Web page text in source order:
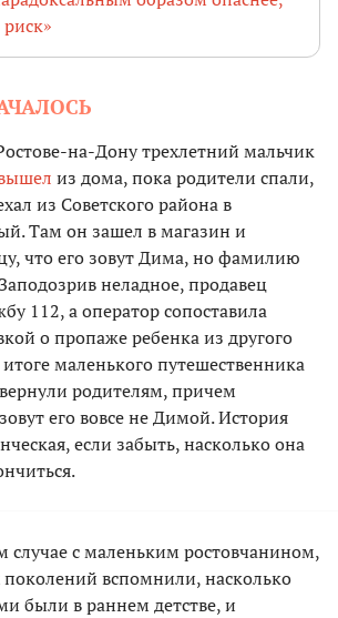
на-Дону трехлетний мальчик
из дома, пока родители спали,
из Советского района в
Там он зашел в магазин и
что его зовут Дима, но фамилию
неладное, продавец
112, а оператор сопоставила
о пропаже ребенка из другого
маленького путешественника
родителям, причем
его вовсе не Димой. История
если забыть, насколько она
случае с маленьким ростовчанином,
поколений вспомнили, насколько
были в раннем детстве, и